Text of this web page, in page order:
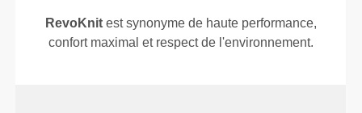
RevoKnitest synonyme de haute performance,
confort maximal et respect de l'environnement.